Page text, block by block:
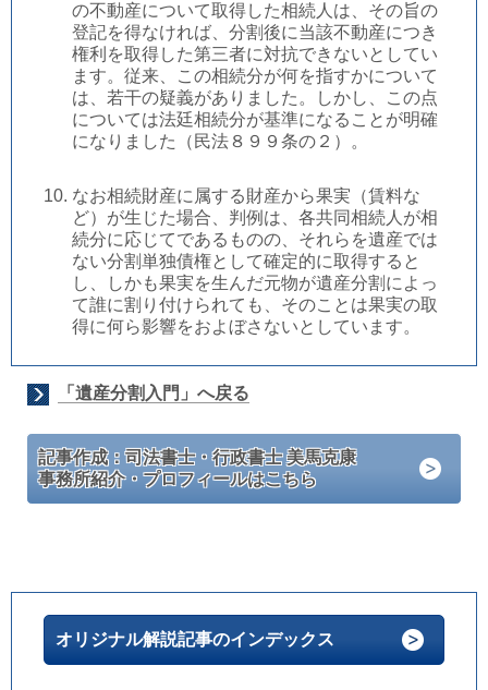
の不動産について取得した相続人は、その旨の
登記を得なければ、分割後に当該不動産につき
権利を取得した第三者に対抗できないとしてい
ます。従来、この相続分が何を指すかについて
は、若干の疑義がありました。しかし、この点
については法廷相続分が基準になることが明確
になりました（民法８９９条の２）。
なお相続財産に属する財産から果実（賃料な
ど）が生じた場合、判例は、各共同相続人が相
続分に応じてであるものの、それらを遺産では
ない分割単独債権として確定的に取得すると
し、しかも果実を生んだ元物が遺産分割によっ
て誰に割り付けられても、そのことは果実の取
得に何ら影響をおよぼさないとしています。
「遺産分割入門」へ戻る
記事作成：司法書士・行政書士 美馬克康
事務所紹介・プロフィールはこちら
オリジナル解説記事のインデックス